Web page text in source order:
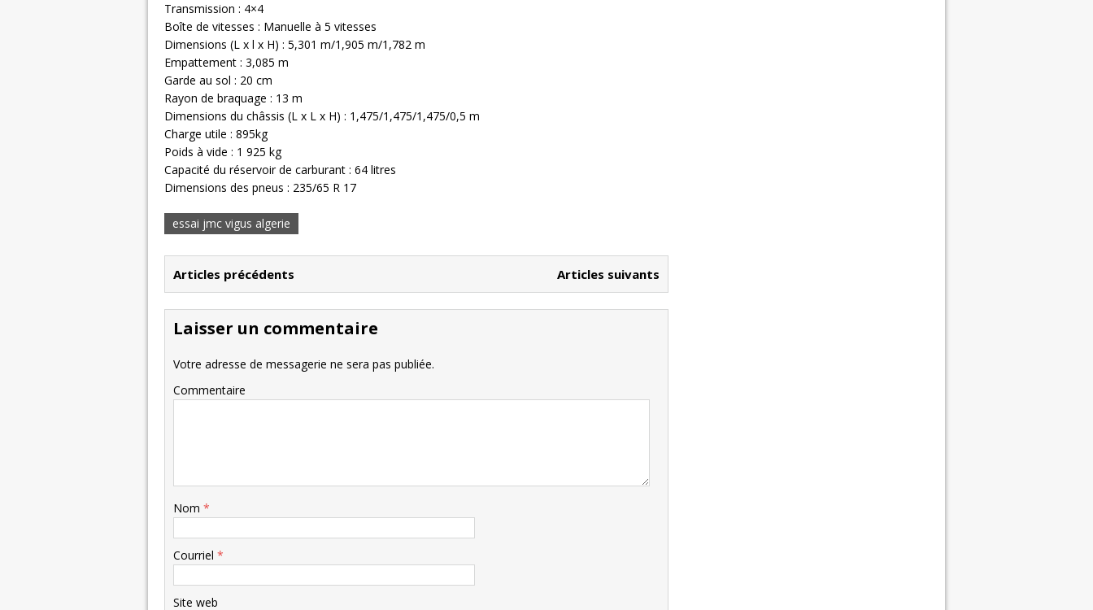
Transmission : 4×4
Boîte de vitesses : Manuelle à 5 vitesses
Dimensions (L x l x H) : 5,301 m/1,905 m/1,782 m
Empattement : 3,085 m
Garde au sol : 20 cm
Rayon de braquage : 13 m
Dimensions du châssis (L x L x H) : 1,475/1,475/1,475/0,5 m
Charge utile : 895kg
Poids à vide : 1 925 kg
Capacité du réservoir de carburant : 64 litres
Dimensions des pneus : 235/65 R 17
essai jmc vigus algerie
Articles précédents Articles suivants
Laisser un commentaire
Votre adresse de messagerie ne sera pas publiée.
Commentaire
Nom *
Courriel *
Site web